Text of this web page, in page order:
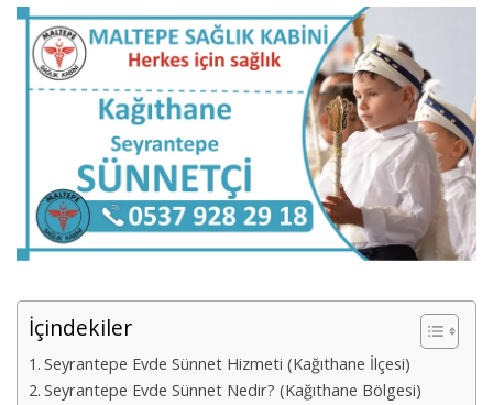
İçindekiler
Seyrantepe Evde Sünnet Hizmeti (Kağıthane İlçesi)
Seyrantepe Evde Sünnet Nedir? (Kağıthane Bölgesi)